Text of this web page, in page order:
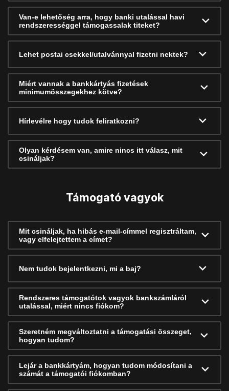
Van-e lehetőség arra, hogy banki utalással havi
rendszerességgel támogassalak titeket?
Lehet postai csekkel/utalvánnyal fizetni nektek?
Miért vannak a bankkártyás fizetések
minimumösszegekhez kötve?
Hírlevélre hogy tudok feliratkozni?
Olyan kérdésem van, amire nincs itt válasz, mit
csináljak?
Támogató vagyok
Mit csináljak, ha hibás e-mail-címmel regisztráltam,
vagy elfelejtettem a címet?
Nem tudok bejelentkezni, mi a baj?
Rendszeres támogatótok vagyok bankszámláról
utalással, miért nincs fiókom?
Szeretném megváltoztatni a támogatási összeget,
hogyan tudom?
Lejár a bankkártyám, hogyan tudom módosítani a
számát a támogatói fiókomban?